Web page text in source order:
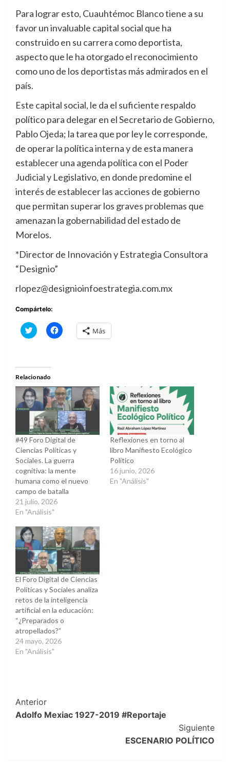
Para lograr esto, Cuauhtémoc Blanco tiene a su
favor un invaluable capital social que ha
construido en su carrera como deportista,
aspecto que le ha otorgado el reconocimiento
como uno de los deportistas más admirados en el
país.
Este capital social, le da el suficiente respaldo
político para delegar en el Secretario de Gobierno,
Pablo Ojeda; la tarea que por ley le corresponde,
de operar la política interna y de esta manera
establecer una agenda política con el Poder
Judicial y Legislativo, en donde predomine el
interés de establecer las acciones de gobierno
que permitan superar los graves problemas que
amenazan la gobernabilidad del estado de
Morelos.
*Director de Innovación y Estrategia Consultora
“Designio”
rlopez@designioinfoestrategia.com.mx
Compártelo:
Haz
clic
(Se
abre
en
una
ventana
nueva)
Haz
clic
una
ventana
nueva)
Más
Relacionado
#49 Foro Digital de
Ciencias Políticas y
Sociales. La guerra
cognitiva: la mente
humana como el nuevo
campo de batalla
21 julio, 2026
En "Análisis"
Reflexiones en torno al
libro Manifiesto Ecológico
Político
16 junio, 2026
En "Análisis"
El Foro Digital de Ciencias
Políticas y Sociales analiza
retos de la inteligencia
artificial en la educación:
“¿Preparados o
atropellados?”
24 mayo, 2026
En "Análisis"
Post
Navigation
Anterior
Adolfo Mexiac 1927-2019 #Reportaje
Siguiente
ESCENARIO POLÍTICO